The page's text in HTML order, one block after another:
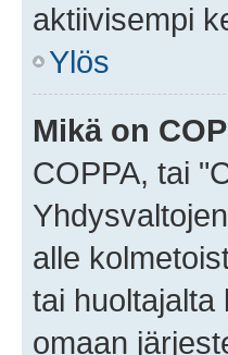
aktiivisempi
Ylös
Mikä on
COPPA, tai
alle
tai huoltajalta
omaan